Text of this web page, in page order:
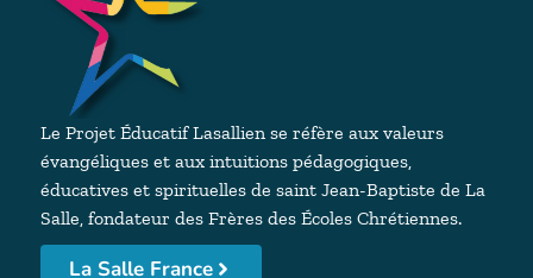
Le Projet Éducatif Lasallien se réfère aux valeurs
évangéliques et aux intuitions pédagogiques,
éducatives et spirituelles de saint Jean-Baptiste de La
Salle, fondateur des Frères des Écoles Chrétiennes.
La Salle France